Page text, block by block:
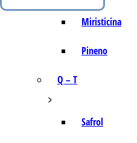
Miristicina
Pineno
Q – T
Safrol